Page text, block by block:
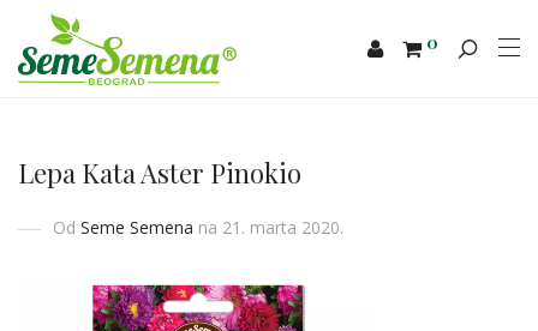
0
Lepa Kata Aster Pinokio
Od Seme Semena na 21. marta 2020.